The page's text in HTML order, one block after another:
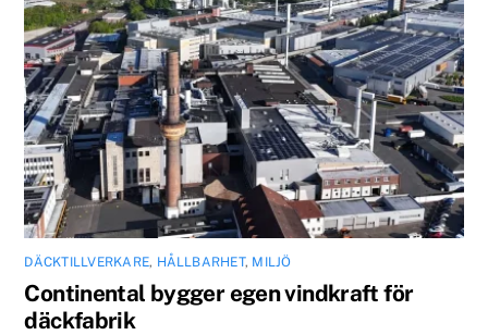
DÄCKTILLVERKARE, HÅLLBARHET, MILJÖ
Continental bygger egen vindkraft för
däckfabrik